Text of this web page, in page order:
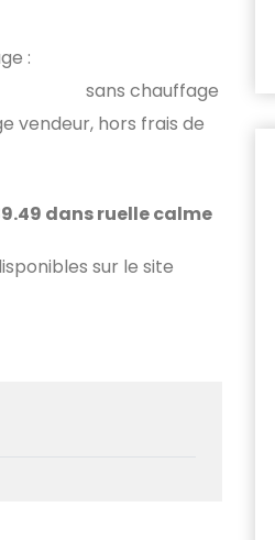
:
sans chauffage
vendeur, hors frais de
dans ruelle calme
sur le site